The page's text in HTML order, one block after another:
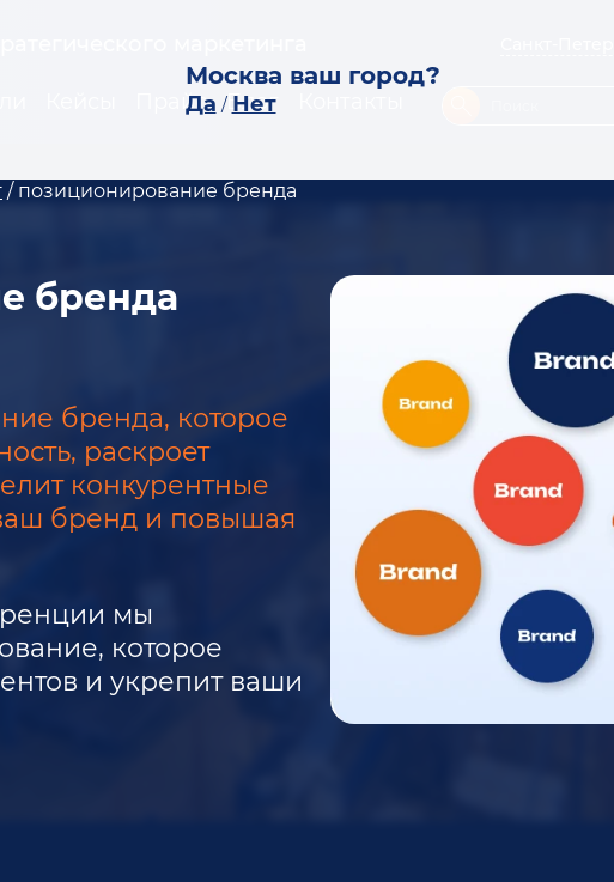
Москва ваш город?
Да / Нет
Прайс Блог
/ позиционирование бренда
бренда
бренда, которое
раскроет
конкурентные
бренд и повышая
мы
которое
и укрепит ваши